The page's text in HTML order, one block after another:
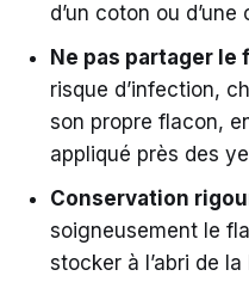
d’un coton ou d’une
Ne pas partager le
risque d’infection,
son propre flacon,
appliqué près des
Conservation
soigneusement le
stocker à l’abri de